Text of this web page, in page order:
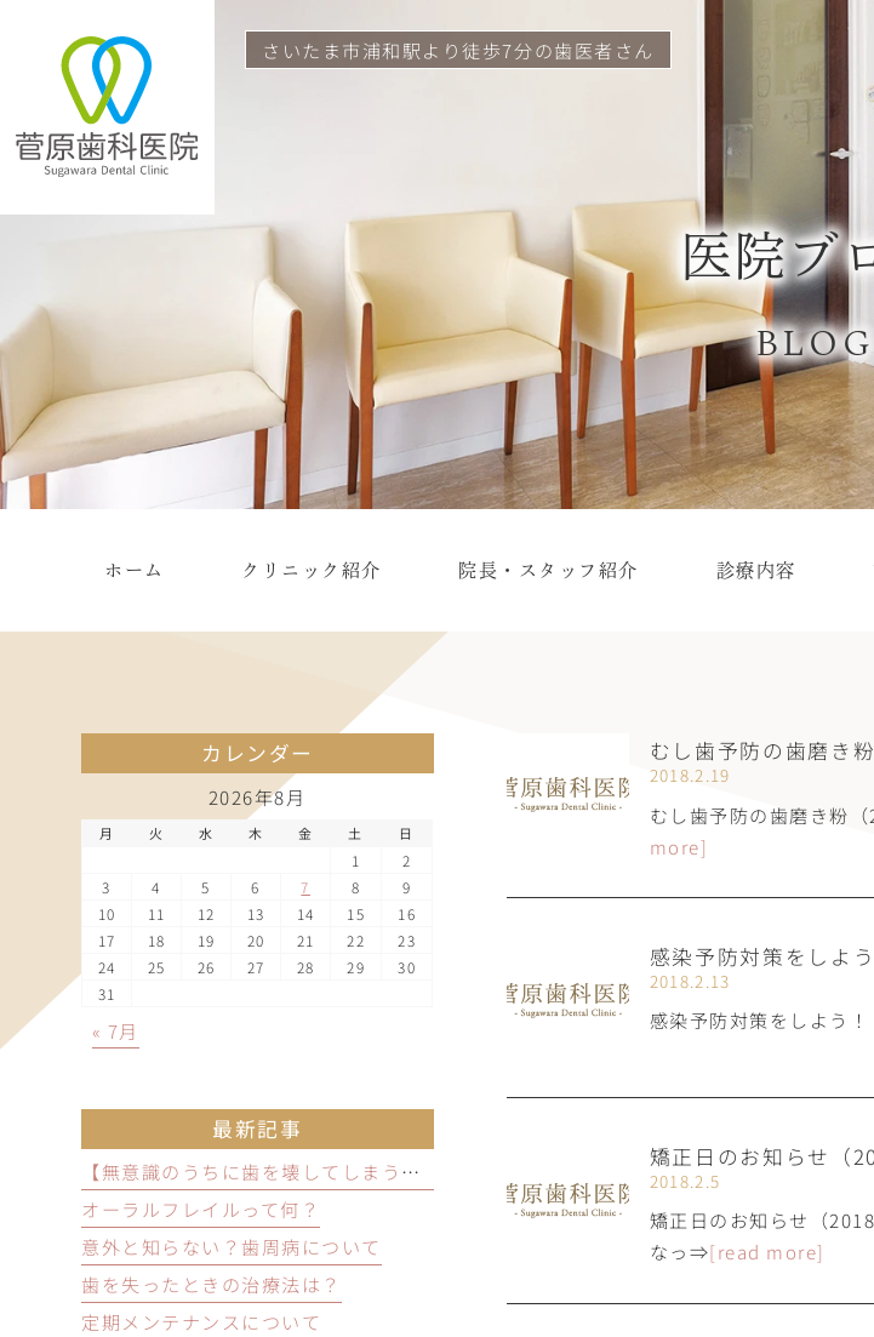
さいたま市浦和駅より徒歩7分の歯医者さん
医院ブ
BLOG
ホーム クリニック紹介 院長・スタッフ紹介 診療内容
むし歯予防の歯磨き
2018.2.19
むし歯予防の歯磨き粉
more]
感染予防対策をしよ
2018.2.13
感染予防対策をしよう
矯正日のお知らせ（
2018.2.5
矯正日のお知らせ（
なっ⇒[read more]
カレンダー
2026年8月
月 火 水 木 金 土 日
1
2
3
4 5 6 7 8
9
10
11 12 13 14 15
16
17
18 19 20 21 22
23
24
25 26 27 28 29
30
31
« 7月
最新記事
【無意識のうちに歯を壊してしまう？】歯ぎしり・食いしばりの原因と放置するリスクと予防方法
オーラルフレイルって何？
意外と知らない？歯周病について
歯を失ったときの治療法は？
定期メンテナンスについて